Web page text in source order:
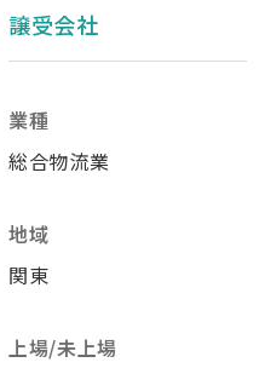
譲受会社
業種
総合物流業
地域
関東
上場/未上場